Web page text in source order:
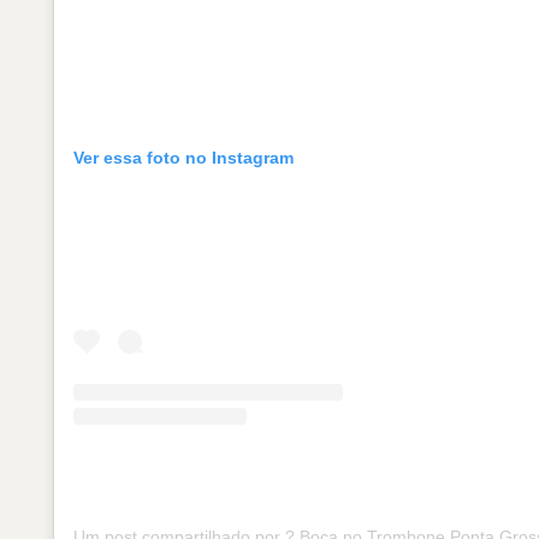
Ver essa foto no Instagram